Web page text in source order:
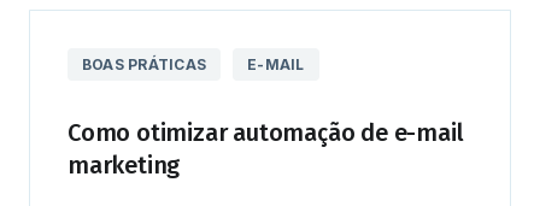
BOAS PRÁTICAS E-MAIL
Como otimizar automação de e-mail
marketing